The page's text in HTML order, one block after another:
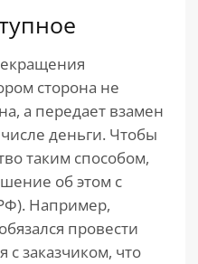
сторона не
а передает взамен
деньги. Чтобы
таким способом,
об этом с
Например,
провести
с заказчиком, что